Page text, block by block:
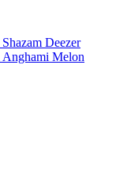
Shazam Deezer
Anghami Melon